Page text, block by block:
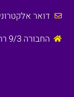
דואר
החבורה 9/3 רחובות ולכל רחבי הארץ